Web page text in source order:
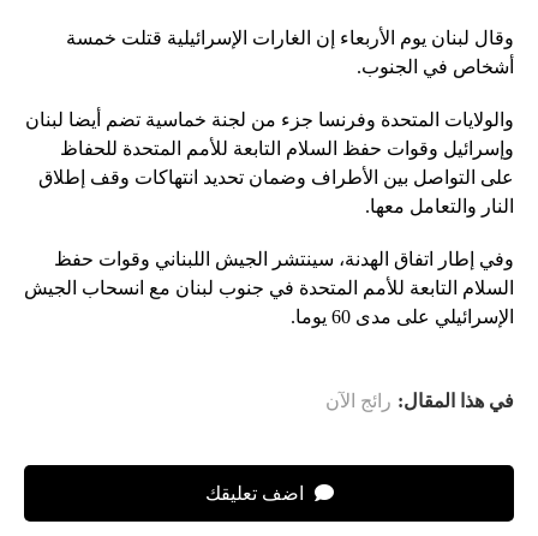
وقال لبنان يوم الأربعاء إن الغارات الإسرائيلية قتلت خمسة
أشخاص في الجنوب.
والولايات المتحدة وفرنسا جزء من لجنة خماسية تضم أيضا لبنان
وإسرائيل وقوات حفظ السلام التابعة للأمم المتحدة للحفاظ
على التواصل بين الأطراف وضمان تحديد انتهاكات وقف إطلاق
النار والتعامل معها.
وفي إطار اتفاق الهدنة، سينتشر الجيش اللبناني وقوات حفظ
السلام التابعة للأمم المتحدة في جنوب لبنان مع انسحاب الجيش
الإسرائيلي على مدى 60 يوما.
في هذا المقال: رائج الآن
اضف تعليقك